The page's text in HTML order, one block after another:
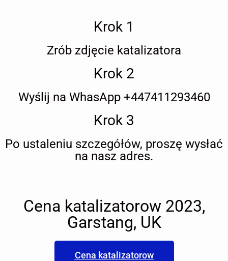
Krok 1
Zrób zdjęcie katalizatora
Krok 2
Wyślij na WhasApp +447411293460
Krok 3
Po ustaleniu szczegółów, proszę wysłać
na nasz adres.
Cena katalizatorow 2023,
Garstang, UK
Cena katalizatorow